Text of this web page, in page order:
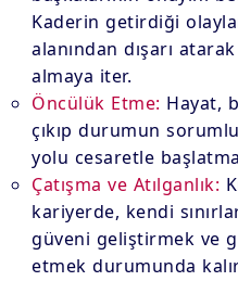
Kaderin getirdiği
alanından dışarı
almaya iter.
Öncülük Etme: Hayat,
çıkıp durumun
yolu cesaretle
Çatışma ve Atılganlık:
kariyerde, kendi
güveni geliştirmek ve
etmek durumunda